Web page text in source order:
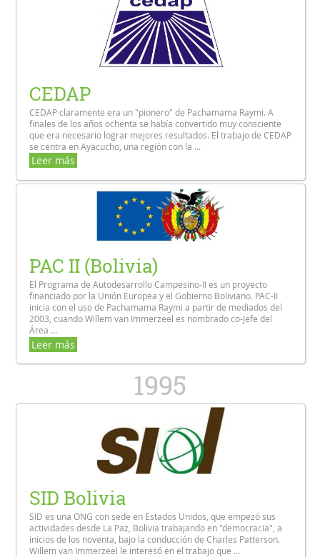
CEDAP
CEDAP claramente era un "pionero" de Pachamama Raymi. A
finales de los años ochenta se había convertido muy consciente
que era necesario lograr mejores resultados. El trabajo de CEDAP
se centra en Ayacucho, una región con la ...
Leer más
PAC II (Bolivia)
El Programa de Autodesarrollo Campesino-II es un proyecto
financiado por la Unión Europea y el Gobierno Boliviano. PAC-II
inicia con el uso de Pachamama Raymi a partir de mediados del
2003, cuando Willem van Immerzeel es nombrado co-Jefe del
Área ...
Leer más
1995
SID Bolivia
SID es una ONG con sede en Estados Unidos, que empezó sus
actividades desde La Paz, Bolivia trabajando en "democracia", a
inicios de los noventa, bajo la conducción de Charles Patterson.
Willem van Immerzeel le interesó en el trabajo que ...